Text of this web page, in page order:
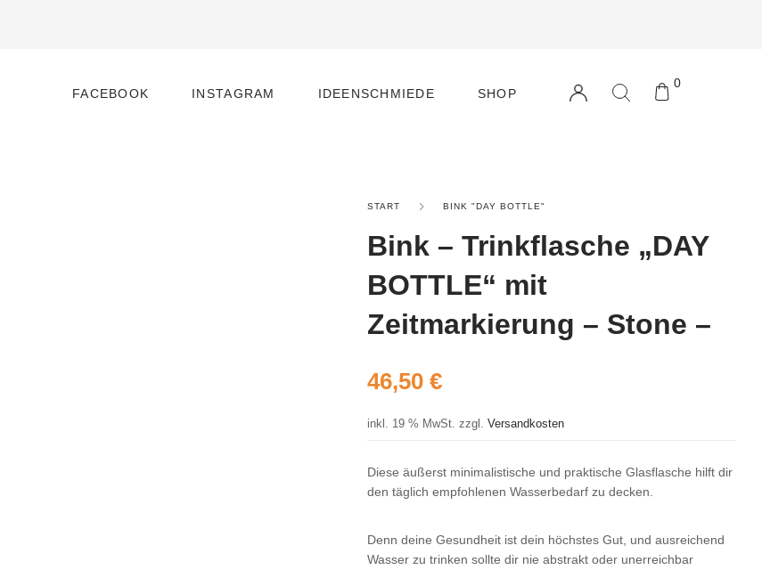
Concptforum
Mannheim
Feudenheim
FACEBOOK INSTAGRAM IDEENSCHMIEDE SHOP
0
START BINK "DAY BOTTLE"
Bink – Trinkflasche „DAY
BOTTLE“ mit
Zeitmarkierung – Stone –
46,50 €
inkl. 19 % MwSt. zzgl. Versandkosten
Diese äußerst minimalistische und praktische Glasflasche hilft dir
den täglich empfohlenen Wasserbedarf zu decken.
Denn deine Gesundheit ist dein höchstes Gut, und ausreichend
Wasser zu trinken sollte dir nie abstrakt oder unerreichbar